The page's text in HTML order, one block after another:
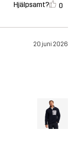
Hjälpsamt? 0
20 juni 2026